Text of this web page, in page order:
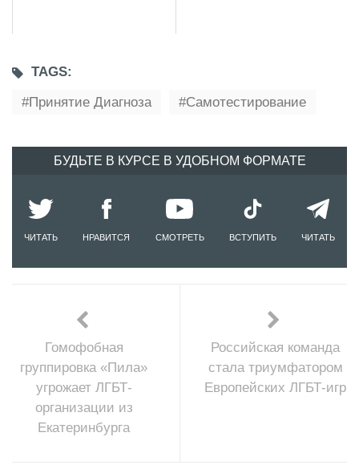
TAGS:
Принятие Диагноза
Самотестирование
БУДЬТЕ В КУРСЕ В УДОБНОМ ФОРМАТЕ
ЧИТАТЬ НРАВИТСЯ СМОТРЕТЬ ВСТУПИТЬ ЧИТАТЬ
Гомофобная
группировка «Пила»
угрожает ЛГБТ-
организации из
Екатеринбурга
Российская команда
стала триумфатором
Европейских ЛГБТ-игр